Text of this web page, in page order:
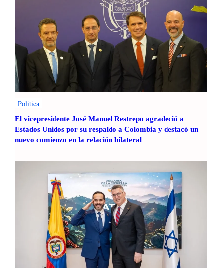
Politica
El vicepresidente José Manuel Restrepo agradeció a
Estados Unidos por su respaldo a Colombia y destacó un
nuevo comienzo en la relación bilateral